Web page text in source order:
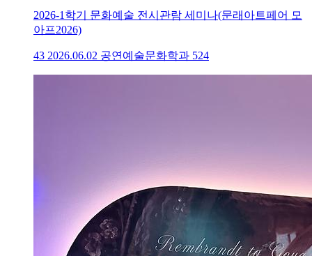
2026-1학기 문화예술 전시관람 세미나(문래아트페어 모
아프2026)
43 2026.06.02 공연예술문화학과 524